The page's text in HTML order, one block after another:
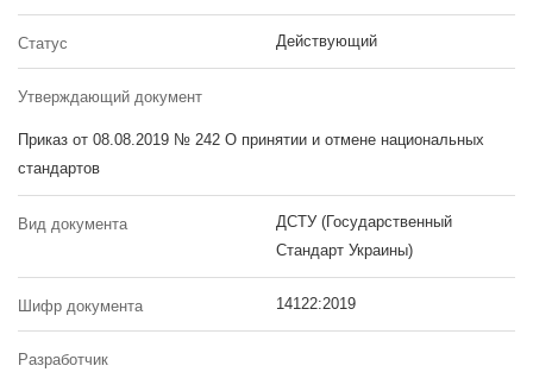
Статус Действующий
Утверждающий документ
Приказ от 08.08.2019 № 242 О принятии и отмене национальных
стандартов
Вид документа
ДСТУ (Государственный
Стандарт Украины)
Шифр документа 14122:2019
Разработчик